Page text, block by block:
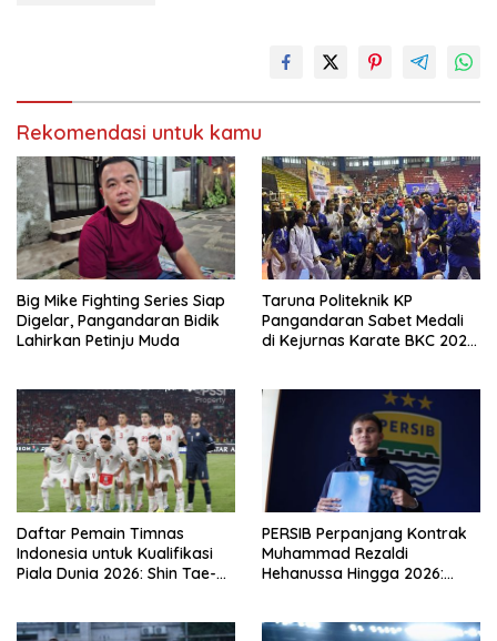
Rekomendasi untuk kamu
Big Mike Fighting Series Siap
Digelar, Pangandaran Bidik
Lahirkan Petinju Muda
Taruna Politeknik KP
Pangandaran Sabet Medali
di Kejurnas Karate BKC 2025
Daftar Pemain Timnas
Indonesia untuk Kualifikasi
Piala Dunia 2026: Shin Tae-
PERSIB Perpanjang Kontrak
Muhammad Rezaldi
Hehanussa Hingga 2026: